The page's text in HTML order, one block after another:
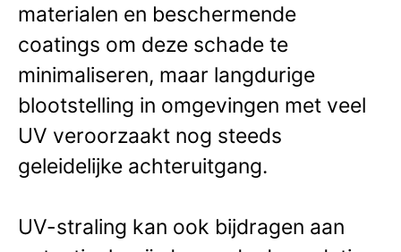
materialen en beschermende
coatings om deze schade te
minimaliseren, maar langdurige
blootstelling in omgevingen met veel
UV veroorzaakt nog steeds
geleidelijke achteruitgang.
UV-straling kan ook bijdragen aan